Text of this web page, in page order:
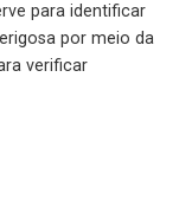
para identificar
por meio da
verificar